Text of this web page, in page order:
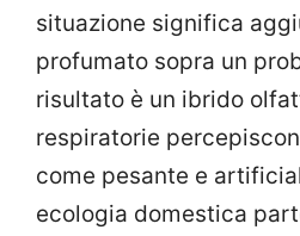
situazione significa
profumato sopra un
risultato è un ibrido
respiratorie
come pesante e
ecologia domestica